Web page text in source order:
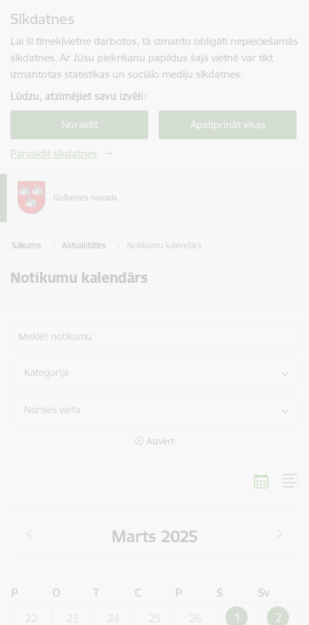
Sīkdatnes
Lai šī tīmekļvietne darbotos, tā izmanto obligāti nepieciešamās
sīkdatnes. Ar Jūsu piekrišanu papildus šajā vietnē var tikt
izmantotas statistikas un sociālo mediju sīkdatnes.
Lūdzu, atzīmējiet savu izvēli:
Noraidīt Apstiprināt visas
Pārvaldīt sīkdatnes
Sākums Aktualitātes Notikumu kalendārs
Notikumu kalendārs
Meklēt notikumu
Kategorija
Norises vieta
Aizvērt
Marts 2025
P O T C P S
Sv
1 2